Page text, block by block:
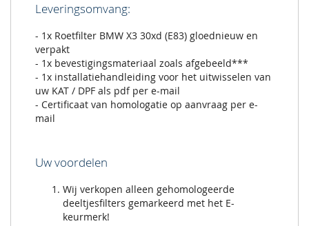
Leveringsomvang:
- 1x Roetfilter BMW X3 30xd (E83) gloednieuw en
verpakt
- 1x bevestigingsmateriaal zoals afgebeeld***
- 1x installatiehandleiding voor het uitwisselen van
uw KAT / DPF als pdf per e-mail
- Certificaat van homologatie op aanvraag per e-
mail
Uw voordelen
Wij verkopen alleen gehomologeerde
deeltjesfilters gemarkeerd met het E-
keurmerk!